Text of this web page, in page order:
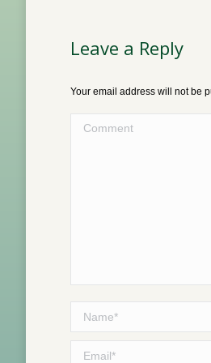
Leave a Reply
Your email address will not be
Comment
Name *
Email *